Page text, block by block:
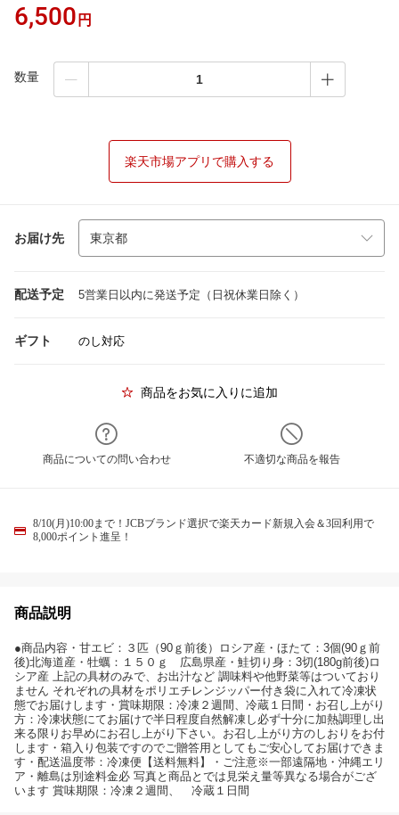
6,500 円
数量
楽天市場アプリで購入する
お届け先
配送予定 5営業日以内に発送予定（日祝休業日除く）
ギフト のし対応
商品をお気に入りに追加
商品についての問い合わせ 不適切な商品を報告
8/10(月)10:00まで！JCBブランド選択で楽天カード新規入会＆3回利用で
8,000ポイント進呈！
商品説明
●商品内容・甘エビ：３匹（90ｇ前後）ロシア産・ほたて：3個(90ｇ前
後)北海道産・牡蠣：１５０ｇ 広島県産・鮭切り身：3切(180g前後)ロ
シア産 上記の具材のみで、お出汁など 調味料や他野菜等はついており
ません それぞれの具材をポリエチレンジッパー付き袋に入れて冷凍状
態でお届けします・賞味期限：冷凍２週間、冷蔵１日間・お召し上がり
方：冷凍状態にてお届けで半日程度自然解凍し必ず十分に加熱調理し出
来る限りお早めにお召し上がり下さい。お召し上がり方のしおりをお付
します・箱入り包装ですのでご贈答用としてもご安心してお届けできま
す・配送温度帯：冷凍便【送料無料】・ご注意※一部遠隔地・沖縄エリ
ア・離島は別途料金必 写真と商品とでは見栄え量等異なる場合がござ
います 賞味期限：冷凍２週間、 冷蔵１日間